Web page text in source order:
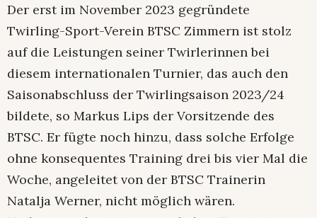
Der erst im November 2023 gegründete
Twirling-Sport-Verein BTSC Zimmern ist stolz
auf die Leistungen seiner Twirlerinnen bei
diesem internationalen Turnier, das auch den
Saisonabschluss der Twirlingsaison 2023/24
bildete, so Markus Lips der Vorsitzende des
BTSC. Er fügte noch hinzu, dass solche Erfolge
ohne konsequentes Training drei bis vier Mal die
Woche, angeleitet von der BTSC Trainerin
Natalja Werner, nicht möglich wären.